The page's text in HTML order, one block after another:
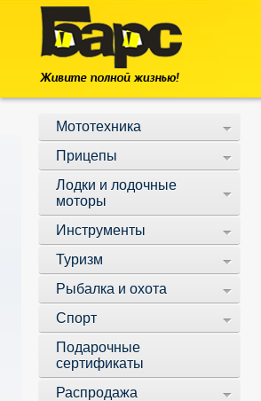
Мототехника
Прицепы
Лодки и лодочные
моторы
Инструменты
Туризм
Рыбалка и охота
Спорт
Подарочные
сертификаты
Распродажа